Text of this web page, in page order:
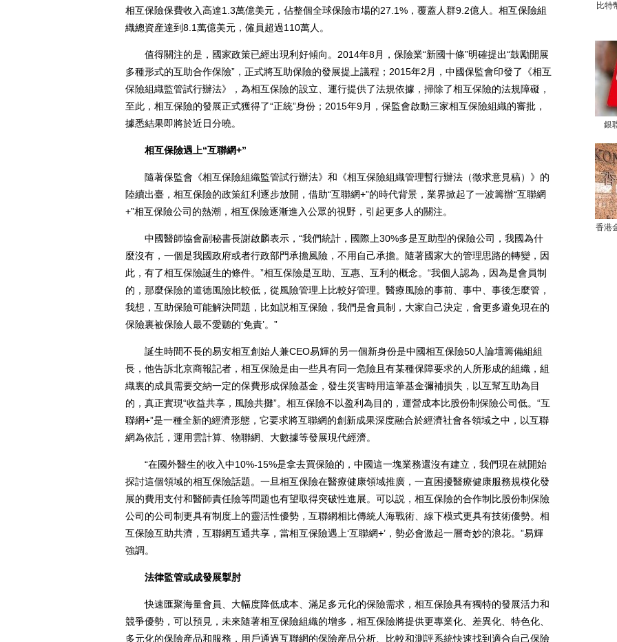
相互保險保費收入高達1.3萬億美元，佔整個全球保險市場的27.1%，覆蓋人群9.2億人。相互保險組
織總資産達到8.1萬億美元，僱員超過110萬人。
值得關注的是，國家政策已經出現利好傾向。2014年8月，保險業“新國十條”明確提出“鼓勵開展
多種形式的互助合作保險”，正式將互助保險的發展提上議程；2015年2月，中國保監會印發了《相互
保險組織監管試行辦法》，為相互保險的設立、運行提供了法規依據，掃除了相互保險的法規障礙，
至此，相互保險的發展正式獲得了“正統”身份；2015年9月，保監會啟動三家相互保險組織的審批，
據悉結果即將於近日分曉。
相互保險遇上“互聯網+”
隨著保監會《相互保險組織監管試行辦法》和《相互保險組織管理暫行辦法（徵求意見稿）》的
陸續出臺，相互保險的政策紅利逐步放開，借助“互聯網+”的時代背景，業界掀起了一波籌辦“互聯網
+”相互保險公司的熱潮，相互保險逐漸進入公眾的視野，引起更多人的關注。
中國醫師協會副秘書長謝啟麟表示，“我們統計，國際上30%多是互助型的保險公司，我國為什
麼沒有，一個是我國政府或者行政部門承擔風險，不用自己承擔。隨著國家大的管理思路的轉變，因
此，有了相互保險誕生的條件。”相互保險是互助、互惠、互利的概念。“我個人認為，因為是會員制
的，那麼保險的道德風險比較低，從風險管理上比較好管理。醫療風險的事前、事中、事後怎麼管，
我想，互助保險可能解決問題，比如説相互保險，我們是會員制，大家自己決定，會更多避免現在的
保險裏被保險人最不愛聽的‘免責’。”
誕生時間不長的易安相互創始人兼CEO易輝的另一個新身份是中國相互保險50人論壇籌備組組
長，他告訴北京商報記者，相互保險是由一些具有同一危險且有某種保障要求的人所形成的組織，組
織裏的成員需要交納一定的保費形成保險基金，發生災害時用這筆基金彌補損失，以互幫互助為目
的，真正實現“收益共享，風險共攤”。相互保險不以盈利為目的，運營成本比股份制保險公司低。“互
聯網+”是一種全新的經濟形態，它要求將互聯網的創新成果深度融合於經濟社會各領域之中，以互聯
網為依託，運用雲計算、物聯網、大數據等發展現代經濟。
“在國外醫生的收入中10%-15%是拿去買保險的，中國這一塊業務還沒有建立，我們現在就開始
探討這個領域的相互保險話題。一旦相互保險在醫療健康領域推廣，一直困擾醫療健康服務規模化發
展的費用支付和醫師責任險等問題也有望取得突破性進展。可以説，相互保險的合作制比股份制保險
公司的公司制更具有制度上的靈活性優勢，互聯網相比傳統人海戰術、線下模式更具有技術優勢。相
互保險互助共濟，互聯網互通共享，當相互保險遇上‘互聯網+’，勢必會激起一層奇妙的浪花。”易輝
強調。
法律監管或成發展掣肘
快速匯聚海量會員、大幅度降低成本、滿足多元化的保險需求，相互保險具有獨特的發展活力和
競爭優勢，可以預見，未來隨著相互保險組織的增多，相互保險將提供更專業化、差異化、特色化、
多元化的保險産品和服務，用戶通過互聯網的保險産品分析、比較和測評系統快速找到適合自己保險
比特
銀
香港